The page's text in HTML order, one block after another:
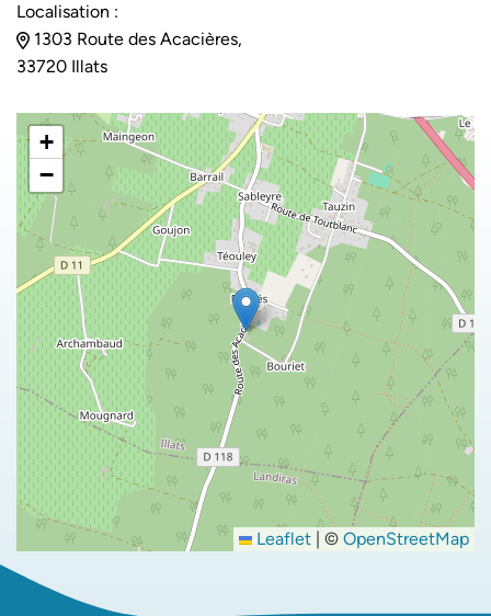
Localisation :
1303 Route des Acacières,
33720 Illats
+
−
Leaflet | © OpenStreetMap